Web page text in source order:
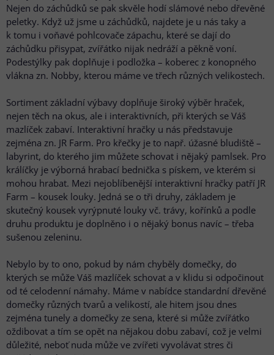
Nejen do záchůdků se pak skvěle hodí slámové nebo dřevěné
peletky. Když už jsme u záchůdků, najdete je u nás taky a
k tomu i voňavé pohlcovače zápachu, které se dají do
záchůdku přisypat, zvířátko nijak nedráží a pěkně voní.
Podestýlky pak doplňuje i podložka – koberec z konopného
vlákna zn. Nobby, kterou máme ve třech různých velikostech.
Sortiment základní výbavy doplňuje široký výběr hraček,
nejen těch na okus, ale i interaktivních, při kterých se Váš
mazlíček zabaví. Interaktivní hračky u nás představuje
zejména zn. JR Farm. Pro křečky je to např. úžasné bludiště –
labyrint, do kterého jim můžete schovat i nějaký pamlsek. Pro
králíčky je výborná hrabací bednička s pískem, ve kterém si
mohou hrabat. Mezi nejoblíbenější interaktivní hračky patří JR
Farm – kousek louky. Jedná se o tři druhy, základem je
skutečný kousek vyrýpnuté louky vč. trávy, kořínků a podle
druhu produktu je doplněno i o nějaký bonus navíc – třeba
sušenou zeleninu.
Nebylo by to ono, pokud by nám chyběly domečky, do
kterých se může Váš mazlíček schovat a v klidu si odpočinout
od té celodenní námahy. Máme v nabídce standardní dřevěné
domečky různých tvarů a velikostí, ale hitem jsou dnes
zejména tunely a domečky ze sena, které si může zvířátko
oždibovat a tím se opět na nějakou dobu zabaví, což je velmi
důležité, neboť nuda může ve zvířeti vyvolávat stres či